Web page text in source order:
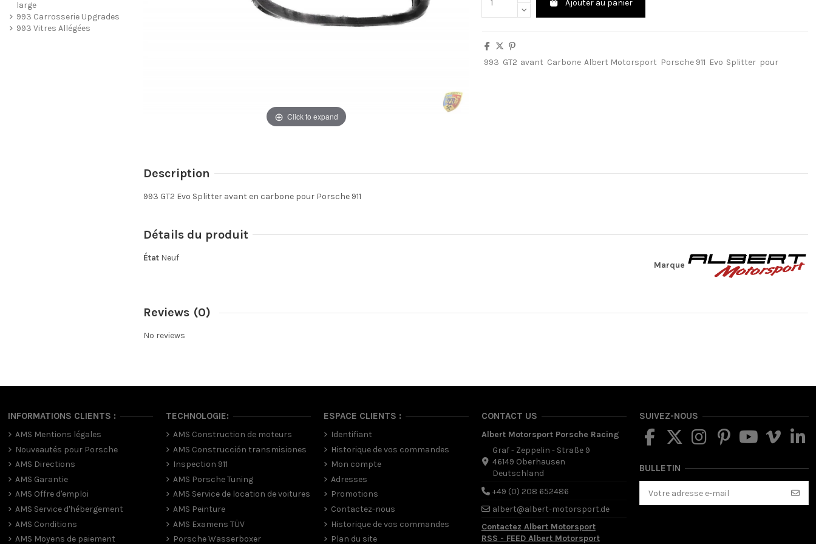
Click to expand
Ajouter au panier
993 GT2 avant Carbone Albert Motorsport Porsche 911 Evo Splitter pour
Description
993 GT2 Evo Splitter avant en carbone pour Porsche 911
Détails du produit
Marque
État Neuf
Reviews (0)
No reviews
large
993 Carrosserie Upgrades
993 Vitres Allégées
INFORMATIONS CLIENTS :
AMS Mentions légales
Nouveautés pour Porsche
AMS Directions
AMS Garantie
AMS Offre d'emploi
AMS Service d'hébergement
AMS Conditions
AMS Moyens de paiement
TECHNOLOGIE:
AMS Construction de moteurs
AMS Construcción transmisiones
Inspection 911
AMS Porsche Tuning
AMS Service de location de voitures
AMS Peinture
AMS Examens TÜV
Porsche Wasserboxer
ESPACE CLIENTS :
Identifiant
Historique de vos commandes
Mon compte
Adresses
Promotions
Contactez-nous
Historique de vos commandes
Plan du site
CONTACT US
Albert Motorsport Porsche Racing
Graf - Zeppelin - Straße 9
46149 Oberhausen
Deutschland
+49 (0) 208 652486
albert@albert-motorsport.de
Contactez Albert Motorsport
RSS - FEED Albert Motorsport
SUIVEZ-NOUS
BULLETIN